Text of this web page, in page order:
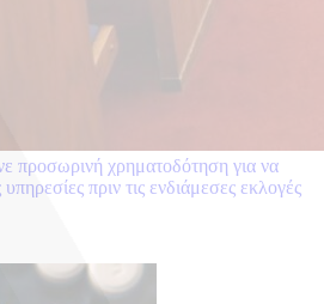
προσωρινή χρηματοδότηση για να
πριν τις ενδιάμεσες εκλογές